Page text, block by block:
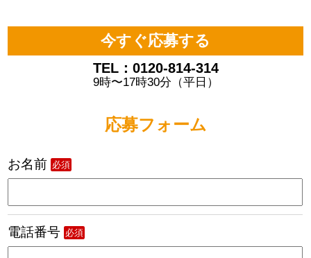
今すぐ応募する
TEL：0120-814-314
9時〜17時30分（平日）
応募フォーム
お名前 必須
電話番号 必須